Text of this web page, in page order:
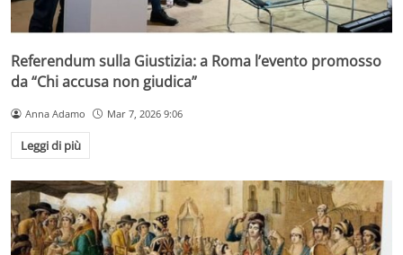
Referendum sulla Giustizia: a Roma l’evento promosso
da “Chi accusa non giudica”
Anna Adamo Mar 7, 2026 9:06
Leggi di più